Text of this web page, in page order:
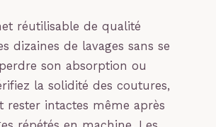
réutilisable de qualité
dizaines de lavages sans se
son absorption ou
la solidité des coutures,
rester intactes même après